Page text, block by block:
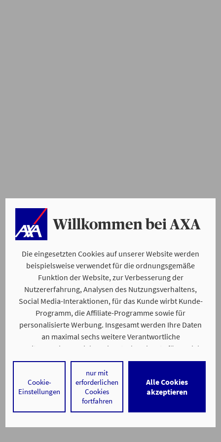
Willkommen bei AXA
Die eingesetzten Cookies auf unserer Website werden
beispielsweise verwendet für die ordnungsgemäße
Funktion der Website, zur Verbesserung der
Nutzererfahrung, Analysen des Nutzungsverhaltens,
Social Media-Interaktionen, für das Kunde wirbt Kunde-
Programm, die Affiliate-Programme sowie für
personalisierte Werbung. Insgesamt werden Ihre Daten
an maximal sechs weitere Verantwortliche
weitergegeben. Bei dem Einsatz der Dienste für Social
Media-Interaktionen und personalisierte Werbung
werden regelmäßig durch den jeweiligen Anbieter
individuelle Profile angelegt und mit Daten von anderen
Webseiten zu umfassenden Nutzungsprofilen von Ihnen
Alle Cookies
akzeptieren
nur mit
erforderlichen
Cookies
fortfahren
Cookie-
Einstellungen